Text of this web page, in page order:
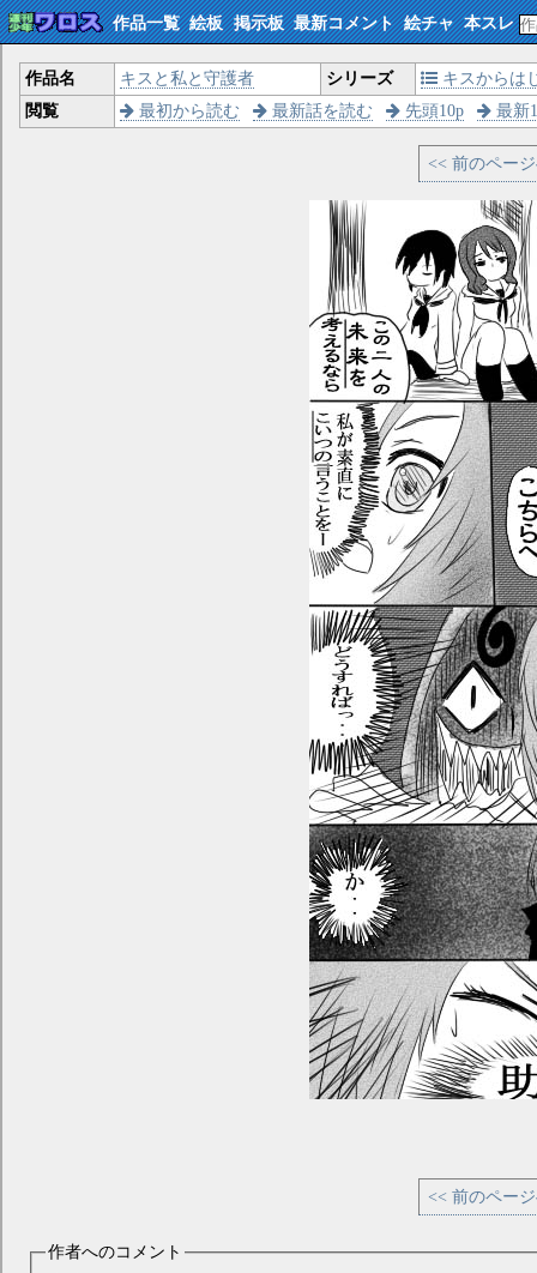
作品一覧 絵板 掲示板 最新コメント 絵チャ 本スレ
作品名 キスと私と守護者 シリーズ
キスからは
閲覧
最初から読む 最新話を読む 先頭10p 最新
<< 前のペー
<< 前のペー
作者へのコメント